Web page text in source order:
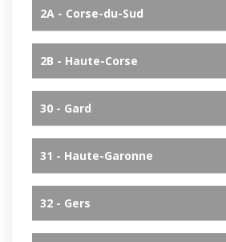
2A - Corse-du-Sud
2B - Haute-Corse
30 - Gard
31 - Haute-Garonne
32 - Gers